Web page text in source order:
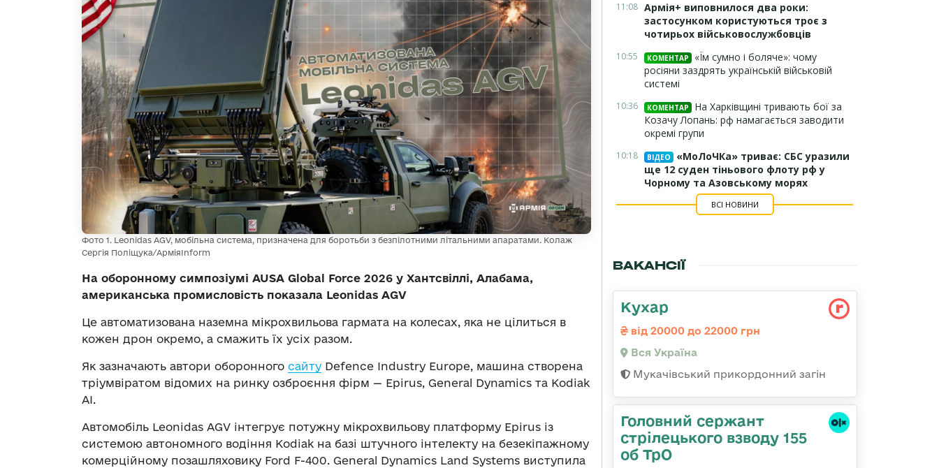
Фото 1. Leonidas AGV, мобільна система, призначена для боротьби з безпілотними літальними апаратами. Колаж
Сергія Поліщука/АрміяInform
На оборонному симпозіумі AUSA Global Force 2026 у Хантсвіллі, Алабама,
американська промисловість показала Leonidas AGV
Це автоматизована наземна мікрохвильова гармата на колесах, яка не цілиться в
кожен дрон окремо, а смажить їх усіх разом.
Як зазначають автори оборонного сайту Defence Industry Europe, машина створена
тріумвіратом відомих на ринку озброєння фірм — Epirus, General Dynamics та Kodiak
AI.
Автомобіль Leonidas AGV інтегрує потужну мікрохвильову платформу Epirus із
системою автономного водіння Kodiak на базі штучного інтелекту на безекіпажному
комерційному позашляховику Ford F-400. General Dynamics Land Systems виступила
11:08 Армія+ виповнилося два роки:
застосунком користуються троє з
чотирьох військовослужбовців
10:55 КОМЕНТАР
«Їм сумно і боляче»: чому
росіяни заздрять українській військовій
системі
10:36 КОМЕНТАР
На Харківщині тривають бої за
Козачу Лопань: рф намагається заводити
окремі групи
10:18 ВІДЕО
«МоЛоЧКа» триває: СБС уразили
ще 12 суден тіньового флоту рф у
Чорному та Азовському морях
ВСІ НОВИНИ
ВАКАНСІЇ
Кухар
від 20000 до 22000 грн
Вся Україна
Мукачівський прикордонний загін
Головний сержант
стрілецького взводу 155
об ТрО